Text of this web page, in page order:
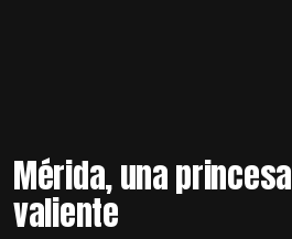
Mérida, una princesa
valiente